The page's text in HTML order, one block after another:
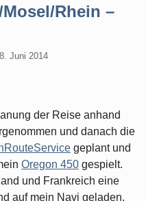
Rhein –
Juni 2014
der Reise anhand
und danach die
geplant und
Oregon 450 gespielt.
und Frankreich eine
auf mein Navi geladen.